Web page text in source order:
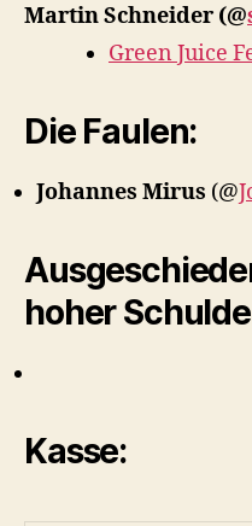
Martin Schneider (@
Green Juice
Die Faulen:
Johannes Mirus (@
hoher
Kasse: